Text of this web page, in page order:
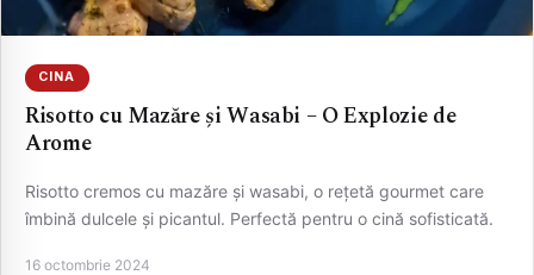
CAUTA
CINA
Risotto cu Mazăre și Wasabi – O Explozie de
Arome
Risotto cremos cu mazăre și wasabi, o rețetă gourmet care
îmbină dulcele și picantul. Perfectă pentru o cină sofisticată.
16 octombrie 2024